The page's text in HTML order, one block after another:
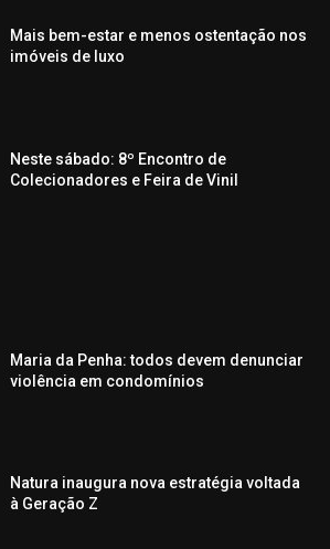
Mais bem-estar e menos ostentação nos
imóveis de luxo
Neste sábado: 8º Encontro de
Colecionadores e Feira de Vinil
Maria da Penha: todos devem denunciar
violência em condomínios
Natura inaugura nova estratégia voltada
à Geração Z